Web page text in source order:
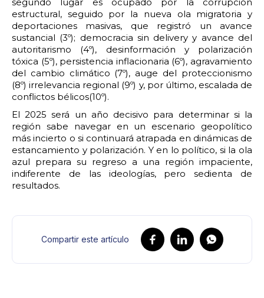
estructural, seguido por la nueva ola migratoria y
deportaciones masivas, que registró un avance
sustancial (3º); democracia sin delivery y avance del
autoritarismo (4º), desinformación y polarización
tóxica (5º), persistencia inflacionaria (6º), agravamiento
del cambio climático (7º), auge del proteccionismo
(8º) irrelevancia regional (9º) y, por último, escalada de
conflictos bélicos(10º).
El 2025 será un año decisivo para determinar si la
región sabe navegar en un escenario geopolítico
más incierto o si continuará atrapada en dinámicas de
estancamiento y polarización. Y en lo político, si la ola
azul prepara su regreso a una región impaciente,
indiferente de las ideologías, pero sedienta de
resultados.
Compartir este artículo